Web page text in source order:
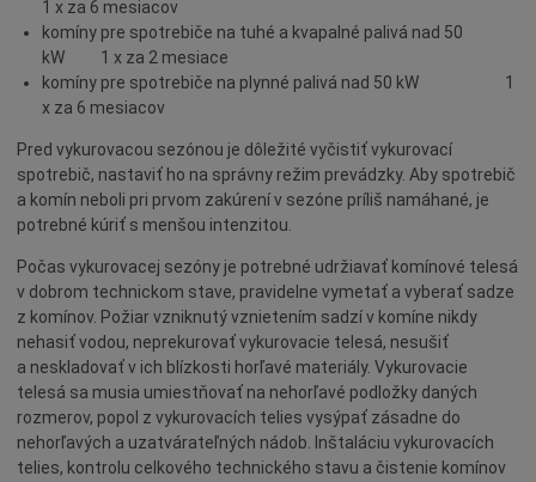
1 x za 6 mesiacov
komíny pre spotrebiče na tuhé a kvapalné palivá nad 50
kW 1 x za 2 mesiace
komíny pre spotrebiče na plynné palivá nad 50 kW 1
x za 6 mesiacov
Pred vykurovacou sezónou je dôležité vyčistiť vykurovací
spotrebič, nastaviť ho na správny režim prevádzky. Aby spotrebič
a komín neboli pri prvom zakúrení v sezóne príliš namáhané, je
potrebné kúriť s menšou intenzitou.
Počas vykurovacej sezóny je potrebné udržiavať komínové telesá
v dobrom technickom stave, pravidelne vymetať a vyberať sadze
z komínov. Požiar vzniknutý vznietením sadzí v komíne nikdy
nehasiť vodou, neprekurovať vykurovacie telesá, nesušiť
a neskladovať v ich blízkosti horľavé materiály. Vykurovacie
telesá sa musia umiestňovať na nehorľavé podložky daných
rozmerov, popol z vykurovacích telies vysýpať zásadne do
nehorľavých a uzatvárateľných nádob. Inštaláciu vykurovacích
telies, kontrolu celkového technického stavu a čistenie komínov